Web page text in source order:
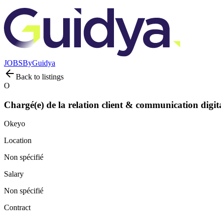
JOBSByGuidya
Back to listings
O
Chargé(e) de la relation client & communication
Okeyo
Location
Non spécifié
Salary
Non spécifié
Contract